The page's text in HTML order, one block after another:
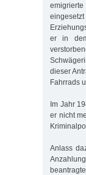
er in
dieser
Fahrrads
Im Jahr
er nicht
Anlass